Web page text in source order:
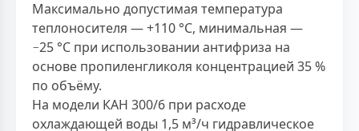
Максимально допустимая температура
теплоносителя — +110 °C, минимальная —
−25 °C при использовании антифриза на
основе пропиленгликоля концентрацией 35 %
по объёму.
На модели КАН 300/6 при расходе
охлаждающей воды 1,5 м³/ч гидравлическое